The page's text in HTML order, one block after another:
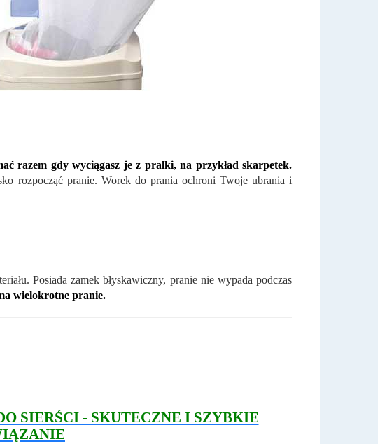
razem gdy wyciągasz je z pralki, na przykład skarpetek.
rozpocząć pranie. Worek do prania ochroni Twoje ubrania i
Posiada zamek błyskawiczny, pranie nie wypada podczas
wielokrotne pranie.
SIERŚCI - SKUTECZNE I SZYBKIE